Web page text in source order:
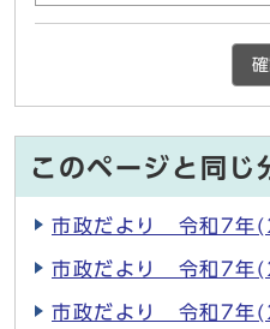
このページと同じ
市政だより 令和7年
市政だより 令和7年
市政だより 令和7年